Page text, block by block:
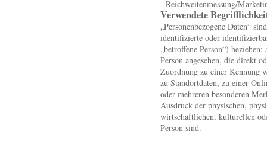
- Reichweitenmessung/
Verwendete
„Personenbezogene Daten“
identifizierte oder
„betroffene Person“)
Person angesehen, die direkt
Zuordnung zu einer Kennung
zu Standortdaten, zu einer
oder mehreren besonderen
Ausdruck der physischen,
wirtschaftlichen, kulturellen
Person sind.